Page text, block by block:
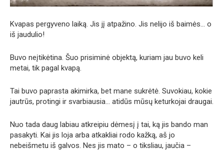
Kvapas pergyveno laiką. Jis jį atpažino. Jis nelijo iš baimės… o
iš jaudulio!
Buvo neįtikėtina. Šuo prisiminė objektą, kuriam jau buvo keli
metai, tik pagal kvapą.
Tai buvo paprasta akimirka, bet mane sukrėtė. Suvokiau, kokie
jautrūs, protingi ir svarbiausia… atidūs mūsų keturkojai draugai.
Nuo tada daug labiau atkreipiu dėmesį į tai, ką jis bando man
pasakyti. Kai jis loja arba atkakliai rodo kažką, aš jo
nebeišmetu iš galvos. Nes jis mato – o tiksliau, jaučia –